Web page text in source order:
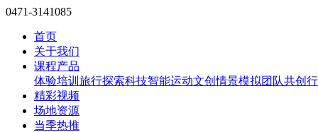
0471-3141085
首页
关于我们
课程产品
体验培训 旅行探索科技智能运动文创情景模拟团队共创
精彩视频
场地资源
当季热推